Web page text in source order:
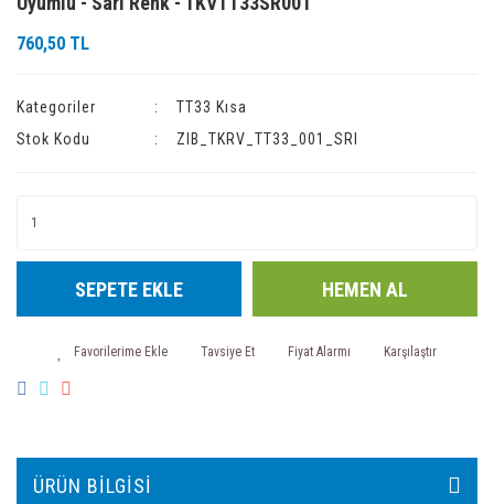
760,50 TL
Kategoriler
TT33 Kısa
Stok Kodu
ZIB_TKRV_TT33_001_SRI
SEPETE EKLE HEMEN AL
Tavsiye Et Fiyat Alarmı Karşılaştır
ÜRÜN BILGISI